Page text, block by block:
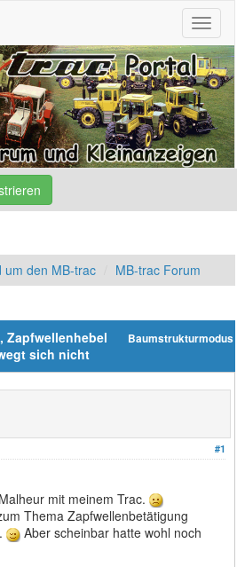
um den MB-trac MB-trac Forum
Baumstrukturmodus
Zapfwellenhebel
sich nicht
#1
mit meinem Trac.
Thema Zapfwellenbetätigung
Aber scheinbar hatte wohl noch